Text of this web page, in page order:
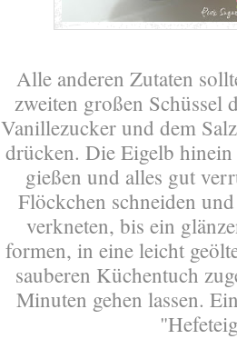
Alle anderen Zutaten
zweiten großen Schüssel
Vanillezucker und dem
drücken. Die Eigelb
gießen und alles gut
Flöckchen schneiden
verkneten, bis ein
formen, in eine leicht
sauberen Küchentuch
Minuten gehen lassen.